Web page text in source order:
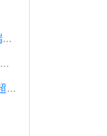
Laravel 10 + Vue 3.0 前后端分离框架通用后台源码
好久没回到 Yii China 了，回来冒个泡泡！
全新 Yii3 框架整体开发进度超过88%，发布在即！